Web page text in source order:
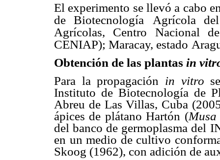
El experimento se llevó a cabo
de Biotecnología
Agrícola
Agrícolas, Centro Nacional
CENIAP); Maracay, estado
Obtención de las plantas in
Para la propagación in vitro
Instituto de Biotecnología de
Abreu de Las Villas, Cuba
ápices de plátano Hartón (
del banco de germoplasma del
en un medio de cultivo
Skoog (1962), con adición de